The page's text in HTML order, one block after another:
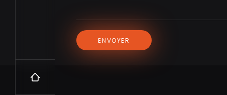
ENVOYER